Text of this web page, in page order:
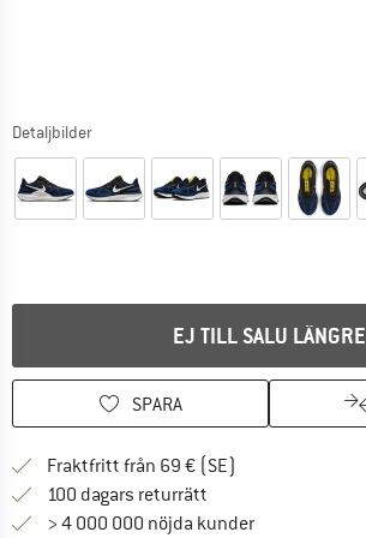
Detaljbilder
EJ TILL SALU LÄNGRE
SPARA
Fraktfritt från 69 € (SE)
100 dagars returrätt
> 4 000 000 nöjda kunder